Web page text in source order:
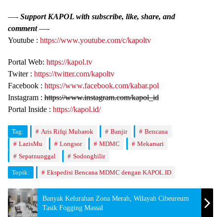
—- Support KAPOL with subscribe, like, share, and
comment—-
Youtube : https://www.youtube.com/c/kapoltv
Portal Web: https://kapol.tv
Twiter : https://twitter.com/kapoltv
Facebook : https://www.facebook.com/kabar.pol
Instagram : https://www.instagram.com/kapol_id
Portal Inside : https://kapol.id/
Tag: Aris Rifqi Mubarok Banjir
Bencana
LazisMu
Longsor MDMC
Mekarsari
Sepatnunggal
Sodonghilir
Topik: Ekspedisi Bencana MDMC dengan KAPOL.ID
Banyak Kelurahan Zona Merah, Wilayah Cibeureum
Tasik Fogging Massal